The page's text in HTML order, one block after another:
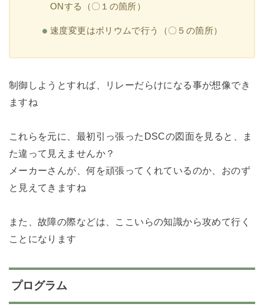
ONする（〇１の箇所）
速度変更はボリウムで行う（〇５の箇所）
制御しようとすれば、リレーだらけになる事が想像でき
ますね
これらを元に、最初引っ張ったDSCの図面を見ると、ま
た違って見えませんか？
メーカーさんが、何を頑張ってくれているのか、おのず
と見えてきますね
また、故障の際などは、ここいらの知識から攻めて行く
ことになります
プログラム